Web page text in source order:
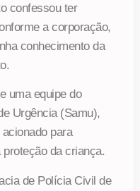
confessou ter
a corporação,
conhecimento da
uma equipe do
Urgência (Samu),
para
da criança.
de Polícia Civil de